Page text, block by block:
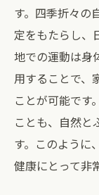
す。四季折々の
定をもたらし、
地での運動は身
用することで、
ことが可能です
ことも、自然と
す。このように
健康にとって非